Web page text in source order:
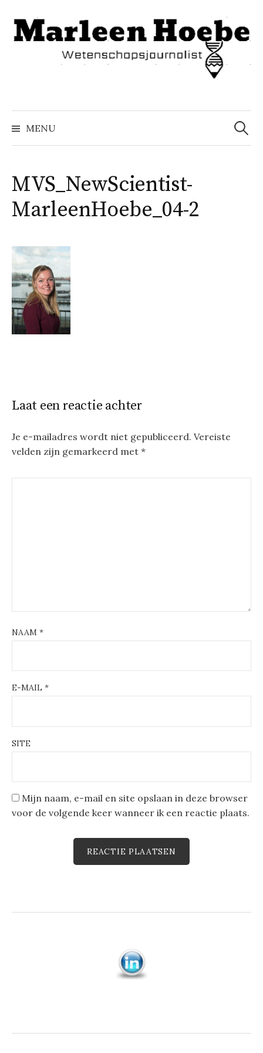
inhoud
springen
MENU
Zoeken
naar:
MVS_NewScientist-
MarleenHoebe_04-2
Laat een reactie achter
Je e-mailadres wordt niet gepubliceerd. Vereiste
velden zijn gemarkeerd met *
NAAM *
E-MAIL *
SITE
Mijn naam, e-mail en site opslaan in deze browser
voor de volgende keer wanneer ik een reactie plaats.